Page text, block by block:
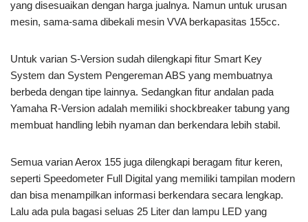
yang disesuaikan dengan harga jualnya. Namun untuk urusan
mesin, sama-sama dibekali mesin VVA berkapasitas 155cc.
Untuk varian S-Version sudah dilengkapi fitur Smart Key
System dan System Pengereman ABS yang membuatnya
berbeda dengan tipe lainnya. Sedangkan fitur andalan pada
Yamaha R-Version adalah memiliki shockbreaker tabung yang
membuat handling lebih nyaman dan berkendara lebih stabil.
Semua varian Aerox 155 juga dilengkapi beragam fitur keren,
seperti Speedometer Full Digital yang memiliki tampilan modern
dan bisa menampilkan informasi berkendara secara lengkap.
Lalu ada pula bagasi seluas 25 Liter dan lampu LED yang